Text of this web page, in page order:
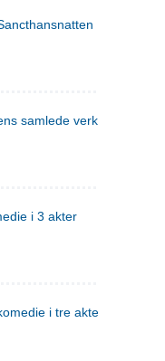
; Fru Inger
samlede verker. 2
i 3 akter
i tre akter